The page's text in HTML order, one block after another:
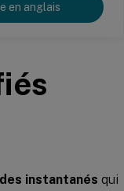
en anglais
instantanés qui